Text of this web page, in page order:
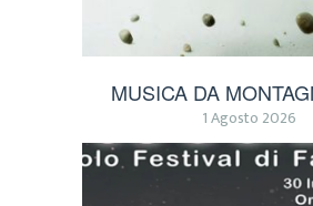
MUSICA DA
1 Agosto 2026